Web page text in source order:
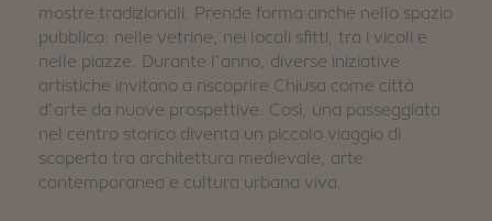
mostre tradizionali. Prende forma anche nello spazio
pubblico: nelle vetrine, nei locali sfitti, tra i vicoli e
nelle piazze. Durante l’anno, diverse iniziative
artistiche invitano a riscoprire Chiusa come città
d’arte da nuove prospettive. Così, una passeggiata
nel centro storico diventa un piccolo viaggio di
scoperta tra architettura medievale, arte
contemporanea e cultura urbana viva.